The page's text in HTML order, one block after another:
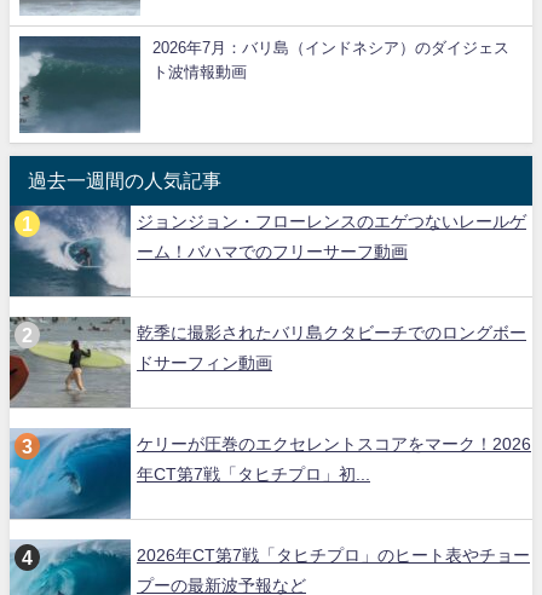
2026年7月：バリ島（インドネシア）のダイジェス
ト波情報動画
過去一週間の人気記事
ジョンジョン・フローレンスのエゲつないレールゲ
ーム！バハマでのフリーサーフ動画
乾季に撮影されたバリ島クタビーチでのロングボー
ドサーフィン動画
ケリーが圧巻のエクセレントスコアをマーク！2026
年CT第7戦「タヒチプロ」初...
2026年CT第7戦「タヒチプロ」のヒート表やチョー
プーの最新波予報など